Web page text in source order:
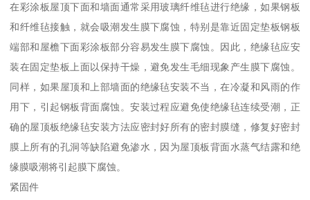
在彩涂板屋顶下面和墙面通常采用玻璃纤维毡进行绝缘，如果钢板
和纤维毡接触，就会吸潮发生膜下腐蚀，特别是靠近固定垫板钢板
端部和屋檐下面彩涂板部分容易发生膜下腐蚀。因此，绝缘毡应安
装在固定垫板上面以保持干燥，避免发生毛细现象产生膜下腐蚀。
同样，如果屋顶和上部墙面的绝缘毡安装不当，在冷凝和风雨的作
用下，引起钢板背面腐蚀。安装过程应避免使绝缘毡连续受潮，正
确的屋顶板绝缘毡安装方法应密封好所有的密封膜缝，修复好密封
膜上所有的孔洞等缺陷避免渗水，因为屋顶板背面水蒸气结露和绝
缘膜吸潮将引起膜下腐蚀。
紧固件